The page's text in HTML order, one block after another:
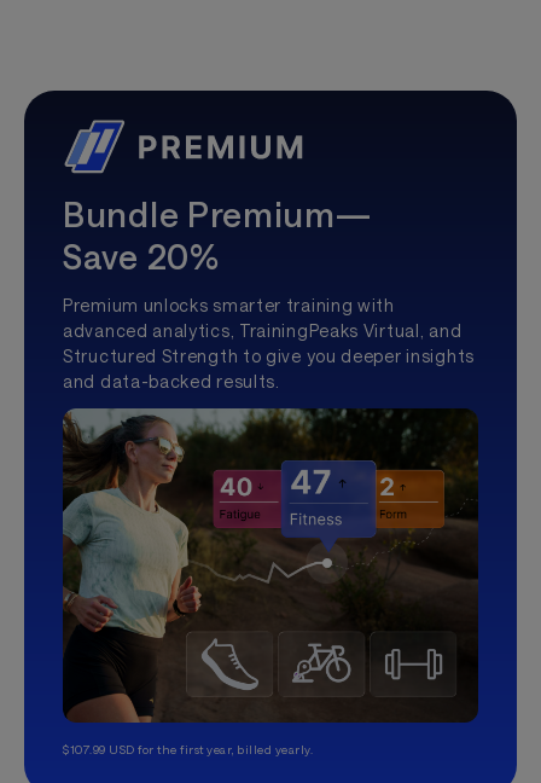
Bundle Premium—
Save 20%
Premium unlocks smarter training with
advanced analytics, TrainingPeaks Virtual, and
Structured Strength to give you deeper insights
and data-backed results.
$107.99 USD for the first year, billed yearly.